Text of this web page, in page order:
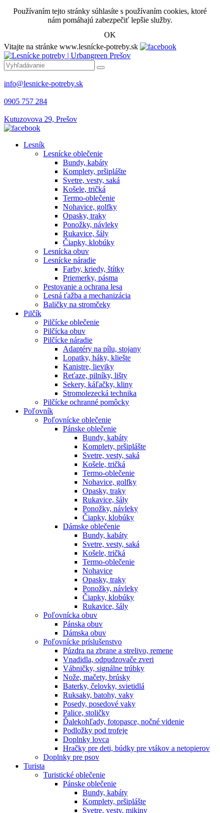
Používaním tejto stránky súhlasíte s používaním cookies, ktoré
nám pomáhajú zabezpečiť lepšie služby.
OK
Vitajte na stránke www.lesnícke-potreby.sk
info@lesnicke-potreby.sk
0905 757 284
Kutuzovova 29, Prešov
Lesník
Lesnícke oblečenie
Bundy, kabáty
Komplety, pršiplášte
Svetre, vesty, saká
Košele, tričká
Termo-oblečenie
Nohavice, golfky
Opasky, traky
Ponožky, návleky
Rukavice, šály
Čiapky, klobúky
Lesnícka obuv
Lesnícke náradie
Farby, kriedy, štítky
Priemerky, pásma
Pestovanie a ochrana lesa
Lesná ťažba a mechanizácia
Baličky na stromčeky
Pilčík
Pilčícke oblečenie
Pilčícka obuv
Pilčícke náradie
Adaptéry na pílu, stojany
Lopatky, háky, kliešte
Kanistre, lieviky
Reťaze, pilníky, lišty
Sekery, káľačky, kliny
Stromolezecká technika
Pilčícke ochranné pomôcky
Poľovník
Poľovnícke oblečenie
Pánske oblečenie
Bundy, kabáty
Komplety, pršiplášte
Svetre, vesty, saká
Košele, tričká
Termo-oblečenie
Nohavice, golfky
Opasky, traky
Rukavice, šály
Ponožky, návleky
Čiapky, klobúky
Dámske oblečenie
Bundy, kabáty
Svetre, vesty, saká
Košele, tričká
Termo-oblečenie
Nohavice
Opasky, traky
Ponožky, návleky
Čiapky, klobúky
Rukavice, šály
Poľovnícka obuv
Pánska obuv
Dámska obuv
Poľovnícke príslušenstvo
Púzdra na zbrane a strelivo, remene
Vnadidla, odpudzovače zveri
Vábničky, signálne trúbky
Nože, mačety, brúsky
Baterky, čelovky, svietidlá
Ruksaky, batohy, vaky
Posedy, posedové vaky
Palice, stoličky
Ďalekohľady, fotopasce, nočné videnie
Podložky pod trofeje
Doplnky lovca
Hračky pre deti, búdky pre vtákov a netopierov
Doplnky pre psov
Turista
Turistické oblečenie
Pánske oblečenie
Bundy, kabáty
Komplety, pršiplášte
Svetre, vesty, mikiny